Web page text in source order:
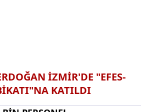
İZMİR'DE "EFES-
KATILDI